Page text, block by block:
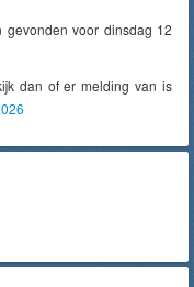
gevonden voor dinsdag 12
dan of er melding van is